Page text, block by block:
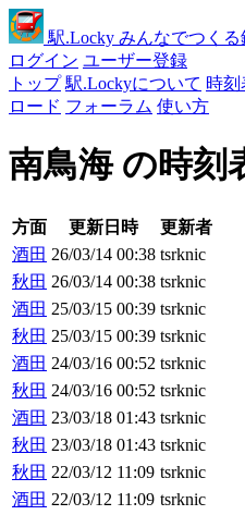
駅.Locky みんなでつくる
ログイン ユーザー登録
トップ 駅.Lockyについて 時刻
ロード フォーラム 使い方
南鳥海 の時刻
方面 更新日時
更新者
酒田 26/03/14 00:38 tsrknic
秋田 26/03/14 00:38 tsrknic
酒田 25/03/15 00:39 tsrknic
秋田 25/03/15 00:39 tsrknic
酒田 24/03/16 00:52 tsrknic
秋田 24/03/16 00:52 tsrknic
酒田 23/03/18 01:43 tsrknic
秋田 23/03/18 01:43 tsrknic
秋田 22/03/12 11:09 tsrknic
酒田 22/03/12 11:09 tsrknic